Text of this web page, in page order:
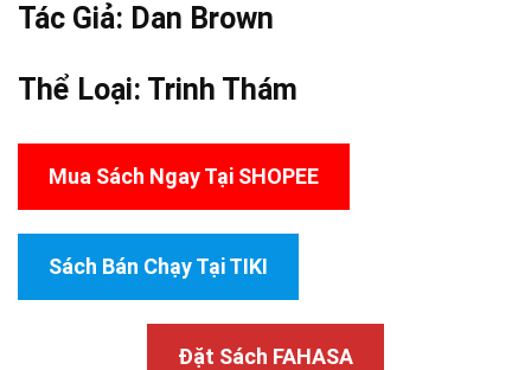
Tác Giả: Dan Brown
Thể Loại: Trinh Thám
Mua Sách Ngay Tại SHOPEE
Sách Bán Chạy Tại TIKI
Đặt Sách FAHASA